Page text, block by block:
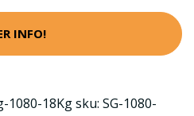
INFO!
18Kg sku: SG-1080-